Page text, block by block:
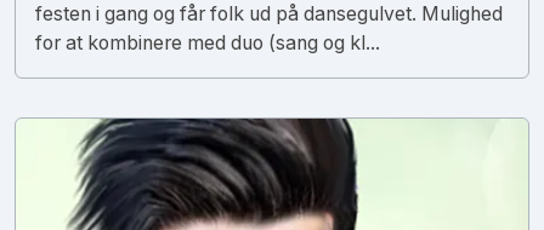
festen i gang og får folk ud på dansegulvet. Mulighed
for at kombinere med duo (sang og kl...